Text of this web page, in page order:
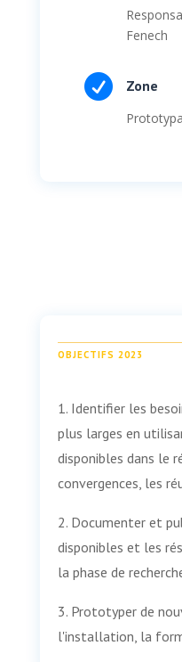
Fenech
 Zone
OBJECTIFS 2023
1. Identifier les
plus larges en
disponibles dans le
convergences, les
2. Documenter et
disponibles et les
la phase de
3. Prototyper de
l'installation, la